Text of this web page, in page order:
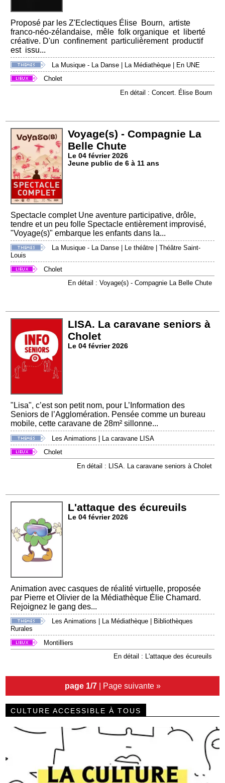
Proposé par les Z'Eclectiques Élise Bourn, artiste
franco-néo-zélandaise, mêle folk organique et liberté
créative. D'un confinement particulièrement productif
est issu...
La Musique - La Danse | La Médiathèque | En UNE
Cholet
En détail : Concert. Élise Bourn
Voyage(s) - Compagnie La
Belle Chute
Le 04 février 2026
Jeune public de 6 à 11 ans
Spectacle complet Une aventure participative, drôle,
tendre et un peu folle Spectacle entièrement improvisé,
"Voyage(s)" embarque les enfants dans la...
La Musique - La Danse Le théâtre |Théâtre Saint-
Louis
Cholet
En détail : Voyage(s) - Compagnie La Belle Chute
LISA. La caravane seniors à
Cholet
Le 04 février 2026
"Lisa", c’est son petit nom, pour L’Information des
Seniors de l’Agglomération. Pensée comme un bureau
mobile, cette caravane de 28m² sillonne...
Les Animations
La caravane LISA
Cholet
En détail : LISA. La caravane seniors à Cholet
L'attaque des écureuils
Le 04 février 2026
Animation avec casques de réalité virtuelle, proposée
par Pierre et Olivier de la Médiathèque Élie Chamard.
Rejoignez le gang des...
Les Animations La Médiathèque
Bibliothèques
Rurales
Montilliers
En détail : L'attaque des écureuils
page 1/7| Page suivante »
CULTURE ACCESSIBLE À TOUS